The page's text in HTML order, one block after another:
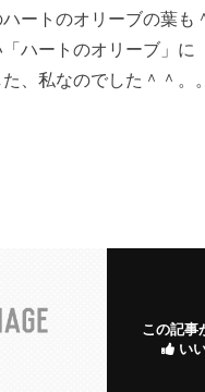
ートのオリーブの葉も
ハートのオリーブ」に
、私なのでした＾＾。
この記事
い